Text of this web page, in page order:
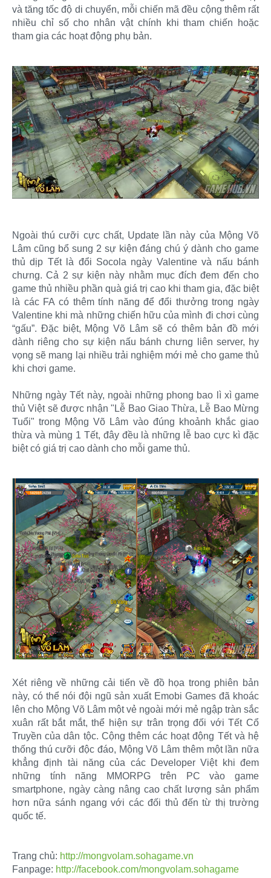
và tăng tốc độ di chuyển, mỗi chiến mã đều cộng thêm rất
nhiều chỉ số cho nhân vật chính khi tham chiến hoặc
tham gia các hoạt động phụ bản.
Ngoài thú cưỡi cực chất, Update lần này của Mộng Võ
Lâm cũng bổ sung 2 sự kiện đáng chú ý dành cho game
thủ dịp Tết là đổi Socola ngày Valentine và nấu bánh
chưng. Cả 2 sự kiện này nhằm mục đích đem đến cho
game thủ nhiều phần quà giá trị cao khi tham gia, đặc biệt
là các FA có thêm tính năng để đổi thưởng trong ngày
Valentine khi mà những chiến hữu của mình đi chơi cùng
“gấu”. Đặc biệt, Mộng Võ Lâm sẽ có thêm bản đồ mới
dành riêng cho sự kiện nấu bánh chưng liên server, hy
vọng sẽ mang lại nhiều trải nghiệm mới mẻ cho game thủ
khi chơi game.
Những ngày Tết này, ngoài những phong bao lì xì game
thủ Việt sẽ được nhận "Lễ Bao Giao Thừa, Lễ Bao Mừng
Tuổi" trong Mộng Võ Lâm vào đúng khoảnh khắc giao
thừa và mùng 1 Tết, đây đều là những lễ bao cực kì đặc
biệt có giá trị cao dành cho mỗi game thủ.
Xét riêng về những cải tiến về đồ họa trong phiên bản
này, có thể nói đội ngũ sản xuất Emobi Games đã khoác
lên cho Mộng Võ Lâm một vẻ ngoài mới mẻ ngập tràn sắc
xuân rất bắt mắt, thể hiện sự trân trọng đối với Tết Cổ
Truyền của dân tộc. Cộng thêm các hoạt động Tết và hệ
thống thú cưỡi độc đáo, Mộng Võ Lâm thêm một lần nữa
khẳng định tài năng của các Developer Việt khi đem
những tính năng MMORPG trên PC vào game
smartphone, ngày càng nâng cao chất lượng sản phẩm
hơn nữa sánh ngang với các đối thủ đến từ thị trường
quốc tế.
Trang chủ: http://mongvolam.sohagame.vn
Fanpage: http://facebook.com/mongvolam.sohagame